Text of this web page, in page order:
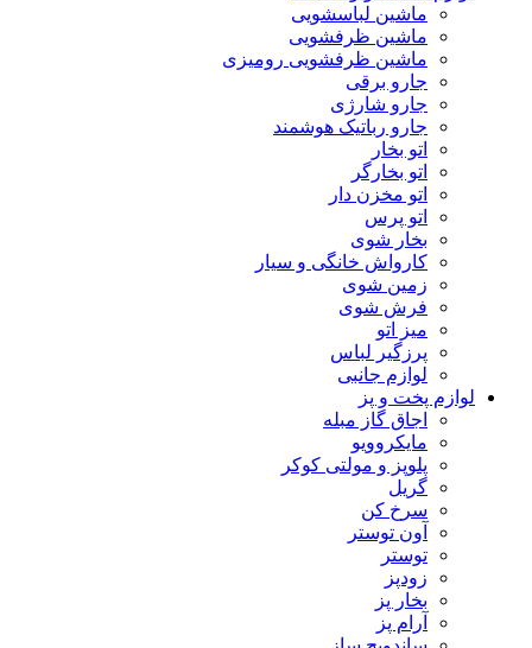
ماشین لباسشویی
ماشین ظرفشویی
ماشین ظرفشویی رومیزی
جارو برقی
جارو شارژی
جارو رباتیک هوشمند
اتو بخار
اتو بخارگر
اتو مخزن دار
اتو پرس
بخار شوی
کارواش خانگی و سیار
زمین شوی
فرش شوی
میز اتو
پرزگیر لباس
لوازم جانبی
لوازم پخت و پز
اجاق گاز مبله
مایکروویو
پلوپز و مولتی کوکر
گریل
سرخ کن
آون توستر
توستر
زودپز
بخار پز
آرام پز